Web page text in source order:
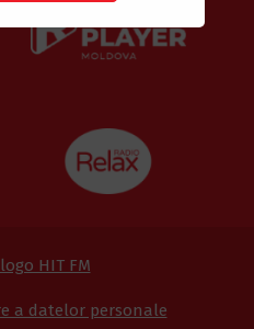
HIT FM
a datelor personale